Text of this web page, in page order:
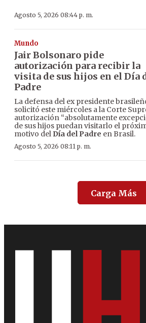
Agosto 5, 2026 08:44 p. m.
Mundo
Jair Bolsonaro pide
autorización para recibir la
visita de sus hijos en el Día
Padre
La defensa del ex presidente
solicitó este miércoles a la Corte
autorización “absolutamente
de sus hijos puedan visitarlo el
motivo del Día del Padre en Brasil.
Agosto 5, 2026 08:11 p. m.
Carga Más